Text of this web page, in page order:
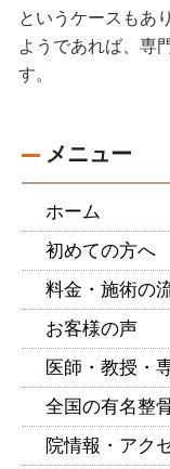
というケースもあ
ようであれば、専
す。
メニュー
ホーム
初めての方へ
料金・施術の
お客様の声
医師・教授・
全国の有名整
院情報・アク